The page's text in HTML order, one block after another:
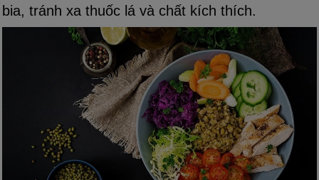
bia, tránh xa thuốc lá và chất kích thích.